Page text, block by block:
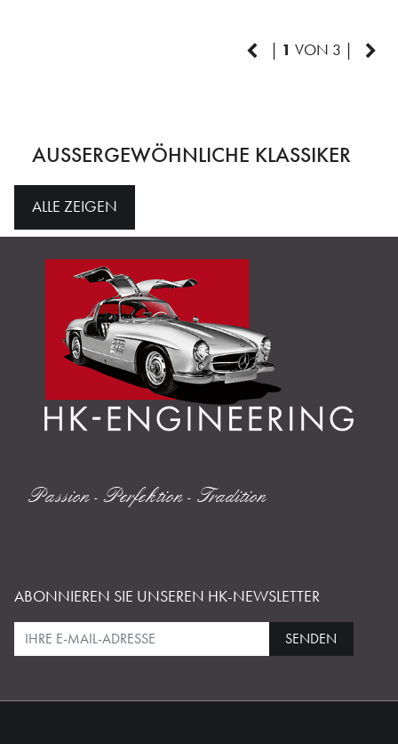
| 1 VON 3 |
AUSSERGEWÖHNLICHE KLASSIKER
ALLE ZEIGEN
Passion - Perfektion - Tradition
ABONNIEREN SIE UNSEREN HK-NEWSLETTER
SENDEN